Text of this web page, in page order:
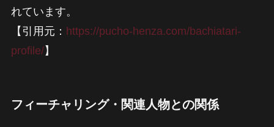
れています。
【引用元： https://pucho-henza.com/bachiatari-
profile/】
フィーチャリング・関連人物との関係